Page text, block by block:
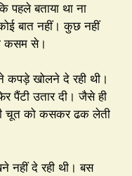
पहले बताया था ना
बात नहीं। कुछ नहीं
कसम से।
कपड़े खोलने दे रही थी।
पैंटी उतार दी। जैसे ही
चूत को कसकर ढक लेती
नहीं दे रही थी। बस